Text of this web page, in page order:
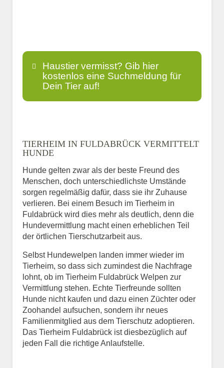
Haustier vermisst? Gib hier
kostenlos eine Suchmeldung für
Dein Tier auf!
E-Mail*
Informationen über das
Tier.
Art des Tiers*
TIERHEIM IN FULDABRÜCK VERMITTELT
HUNDE
Hunde gelten zwar als der beste Freund des
Menschen, doch unterschiedlichste Umstände
sorgen regelmäßig dafür, dass sie ihr Zuhause
verlieren. Bei einem Besuch im Tierheim in
Fuldabrück wird dies mehr als deutlich, denn die
Hundevermittlung macht einen erheblichen Teil
der örtlichen Tierschutzarbeit aus.
Selbst Hundewelpen landen immer wieder im
Tierheim, so dass sich zumindest die Nachfrage
lohnt, ob im Tierheim Fuldabrück Welpen zur
Vermittlung stehen. Echte Tierfreunde sollten
Hunde nicht kaufen und dazu einen Züchter oder
Zoohandel aufsuchen, sondern ihr neues
Familienmitglied aus dem Tierschutz adoptieren.
Das Tierheim Fuldabrück ist diesbezüglich auf
jeden Fall die richtige Anlaufstelle.